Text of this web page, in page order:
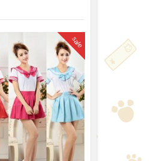
sale